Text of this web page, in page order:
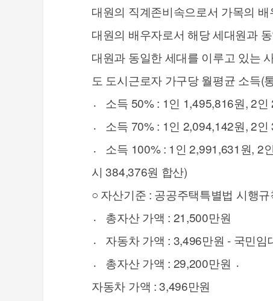
대원의 직계존비속으로서 가목의
대원의 배우자로서 해당 세대원과
대원과 동일한 세대를 이루고 있는
도 도시근로자 가구당 월평균 소득(
소득 50% : 1인 1,495,816원, 2인
소득 70% : 1인 2,094,142원, 2인
소득 100% : 1인 2,991,631원, 2
시 384,376원 합산)
○ 자산기준 : 공공주택특별법 시행
〮 총자산 가액 : 21,500만원
자동차 가액 : 3,496만원 - 국민임
〮 총자산 가액 : 29,200만원 〮
자동차 가액 : 3,496만원